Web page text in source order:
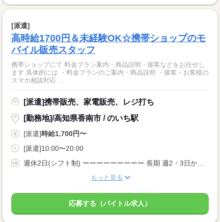
[派遣]
高時給1700円＆未経験OK☆携帯ショップのモ
バイル販売スタッフ
携帯ショップにて 料金プラン案内・商品説明・接客などをお任せし
ます 具体的には ・料金プランのご案内・商品説明 ・接客・お客様の
スマホ相談対応 ...
[派遣]携帯販売、家電販売、レジ打ち
[勤務地]/高知県香南市 / のいち駅
[派遣]時給1,700円〜
[派遣]10:00〜20:00
週休2日(シフト制) ーーーーーーーーー 長期 週2・3日からOK 週4日以上OK 週5日 シフト自由 シフト制 家庭都合休OK 副業・WワークOK ーーーーーーーーー
もっと見る
応募する（バイトル求人）